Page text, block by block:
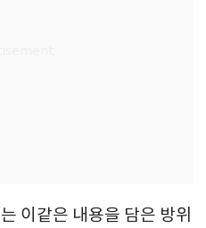
이같은 내용을 담은 방위